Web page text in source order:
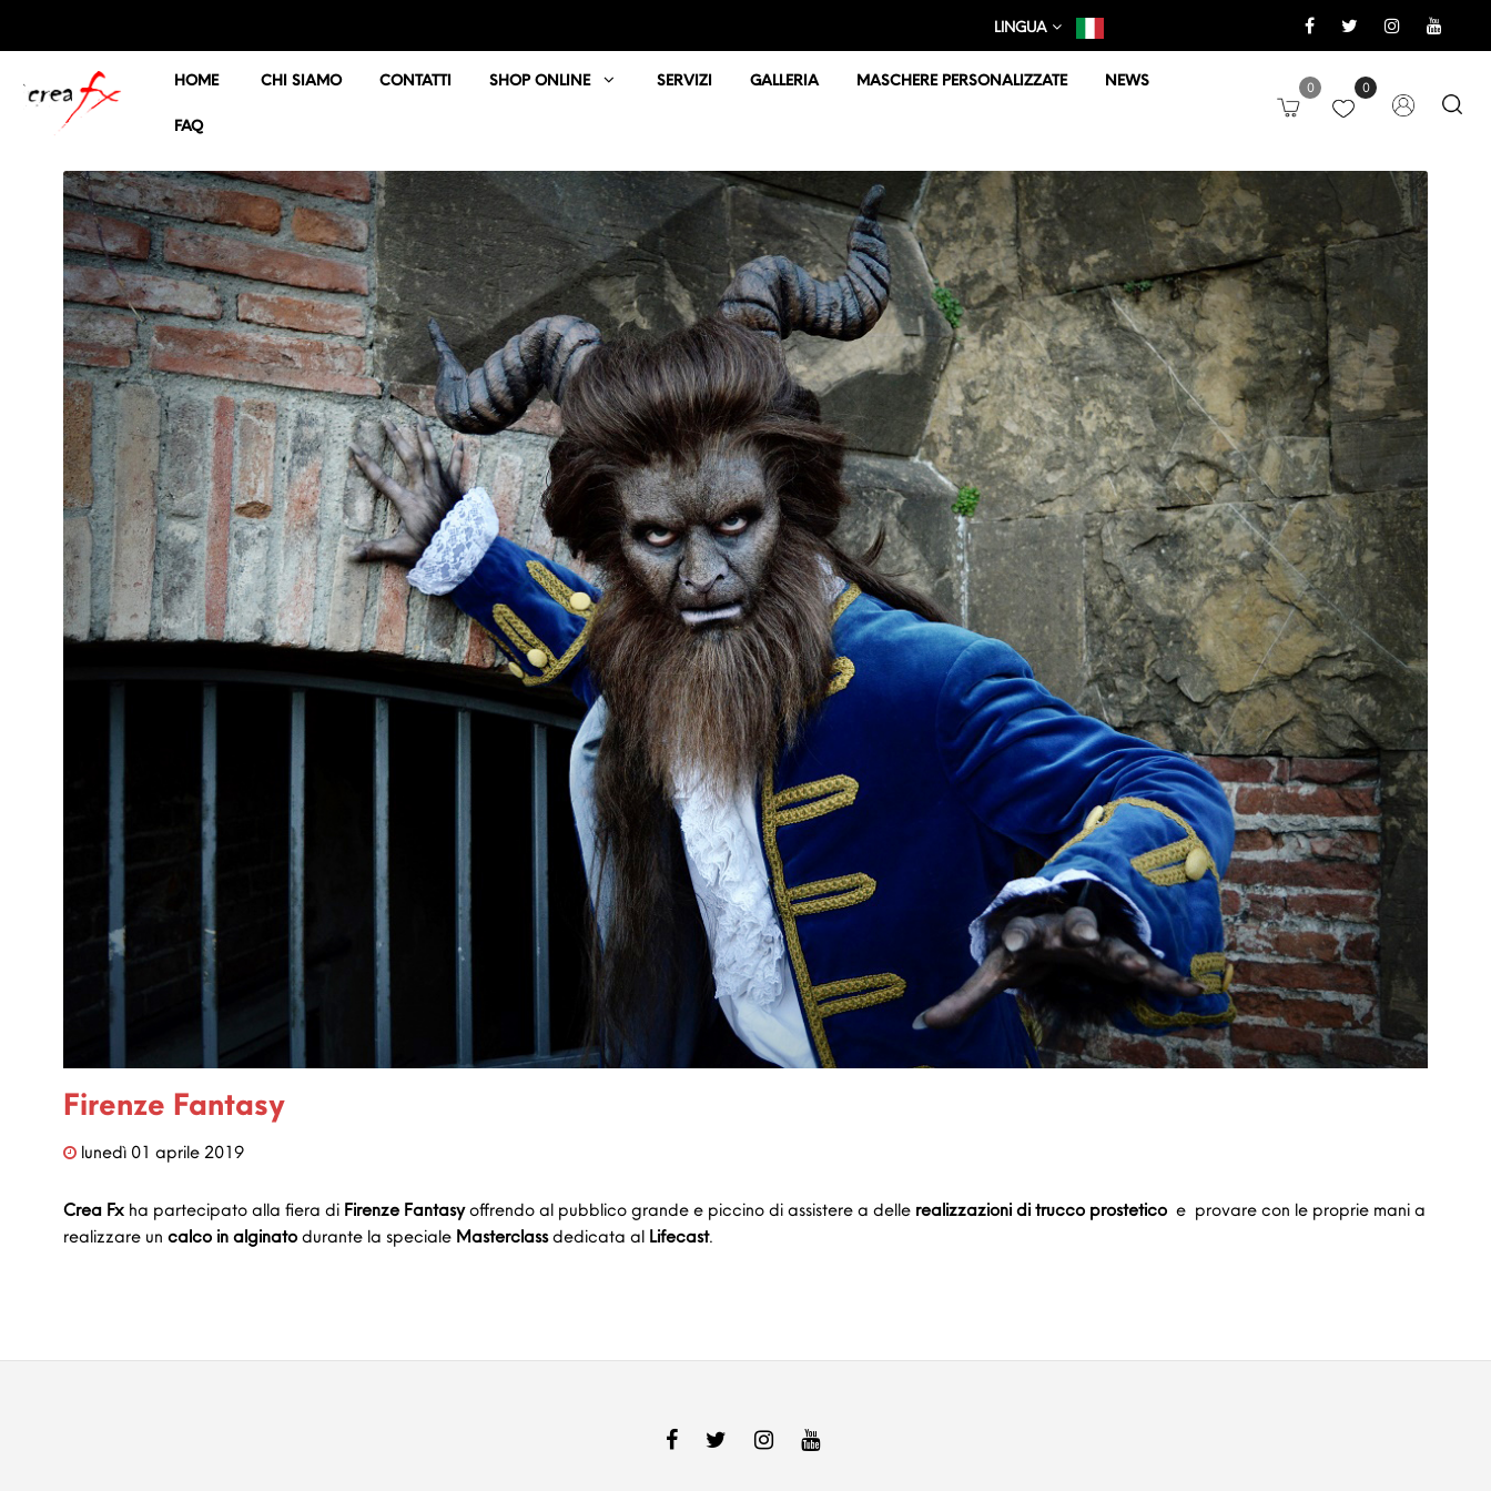
LINGUA
HOME CHI SIAMO CONTATTI SHOP ONLINE SERVIZI GALLERIA MASCHERE PERSONALIZZATE NEWS
FAQ
0 0
Firenze Fantasy
lunedì 01 aprile 2019
Crea Fx ha partecipato alla fiera di Firenze Fantasyoffrendo al pubblico grande e piccino di assistere a delle realizzazioni di trucco prostetico e provare con le proprie mani a
realizzare un calco in alginato durante la speciale Masterclassdedicata al Lifecast.